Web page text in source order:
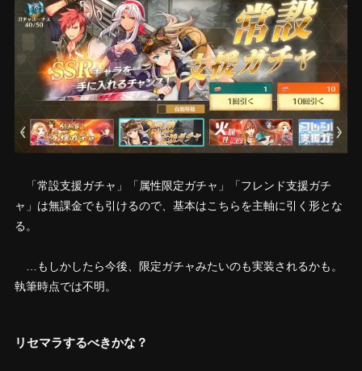
「常設支援ガチャ」「属性限定ガチャ」「フレンド支援ガチ
ャ」は無課金でも引けるので、基本はこちらを主軸に引く形とな
る。
…もしかしたら今後、限定ガチャみたいのも実装されるかも。
執筆時点では不明。
リセマラするべきかな？